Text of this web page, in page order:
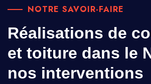
NOTRE SAVOIR-FAIRE
Réalisations de
et toiture dans le
nos interventions